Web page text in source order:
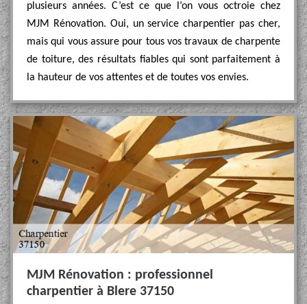
plusieurs années. C’est ce que l’on vous octroie chez
MJM Rénovation. Oui, un service charpentier pas cher,
mais qui vous assure pour tous vos travaux de charpente
de toiture, des résultats fiables qui sont parfaitement à
la hauteur de vos attentes et de toutes vos envies.
MJM Rénovation : professionnel
charpentier à Blere 37150